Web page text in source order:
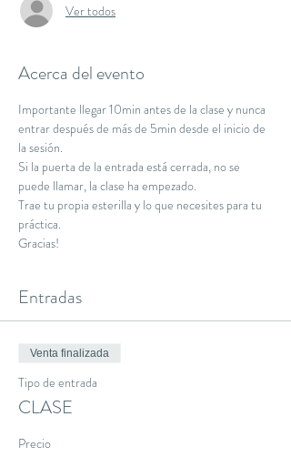
Ver todos
Acerca del evento
Importante llegar 10min antes de la clase y nunca
entrar después de más de 5min desde el inicio de
la sesión.
Si la puerta de la entrada está cerrada, no se
puede llamar, la clase ha empezado.
Trae tu propia esterilla y lo que necesites para tu
práctica.
Gracias!
Entradas
Venta finalizada
Tipo de entrada
CLASE
Precio